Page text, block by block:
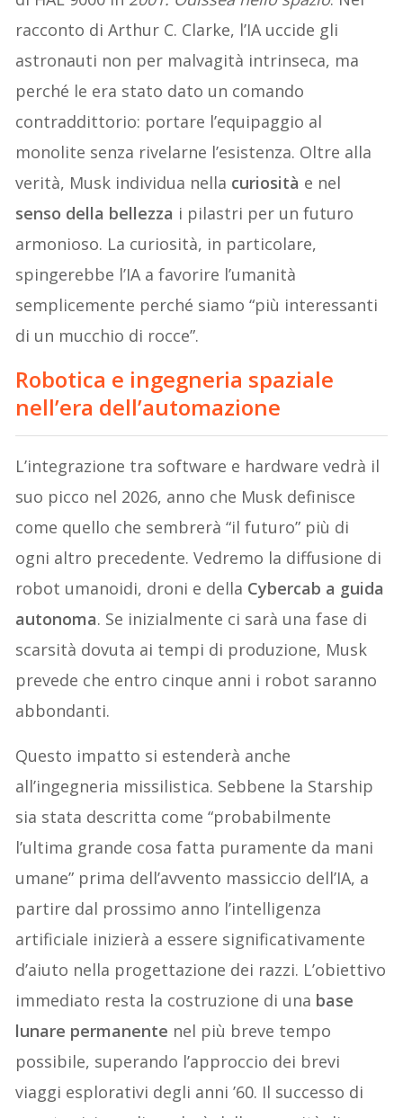
racconto di Arthur C. Clarke, l’IA uccide gli
astronauti non per malvagità intrinseca, ma
perché le era stato dato un comando
contraddittorio: portare l’equipaggio al
monolite senza rivelarne l’esistenza. Oltre alla
verità, Musk individua nella curiosità e nel
senso della bellezza i pilastri per un futuro
armonioso. La curiosità, in particolare,
spingerebbe l’IA a favorire l’umanità
semplicemente perché siamo “più interessanti
di un mucchio di rocce”.
Robotica e ingegneria spaziale
nell’era dell’automazione
L’integrazione tra software e hardware vedrà il
suo picco nel 2026, anno che Musk definisce
come quello che sembrerà “il futuro” più di
ogni altro precedente. Vedremo la diffusione di
robot umanoidi, droni e della Cybercab a guida
autonoma. Se inizialmente ci sarà una fase di
scarsità dovuta ai tempi di produzione, Musk
prevede che entro cinque anni i robot saranno
abbondanti.
Questo impatto si estenderà anche
all’ingegneria missilistica. Sebbene la Starship
sia stata descritta come “probabilmente
l’ultima grande cosa fatta puramente da mani
umane” prima dell’avvento massiccio dell’IA, a
partire dal prossimo anno l’intelligenza
artificiale inizierà a essere significativamente
d’aiuto nella progettazione dei razzi. L’obiettivo
immediato resta la costruzione di una base
lunare permanente nel più breve tempo
possibile, superando l’approccio dei brevi
viaggi esplorativi degli anni ’60. Il successo di